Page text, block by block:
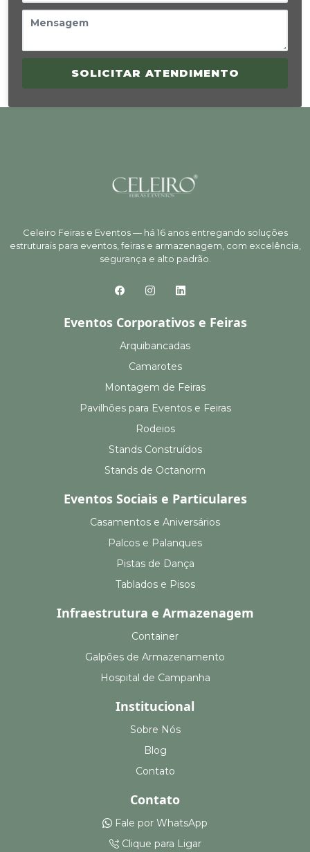
SOLICITAR ATENDIMENTO
Celeiro Feiras e Eventos — há 16 anos entregando soluções
estruturais para eventos, feiras e armazenagem, com excelência,
segurança e alto padrão.
Eventos Corporativos e Feiras
Arquibancadas
Camarotes
Montagem de Feiras
Pavilhões para Eventos e Feiras
Rodeios
Stands Construídos
Stands de Octanorm
Eventos Sociais e Particulares
Casamentos e Aniversários
Palcos e Palanques
Pistas de Dança
Tablados e Pisos
Infraestrutura e Armazenagem
Container
Galpões de Armazenamento
Hospital de Campanha
Institucional
Sobre Nós
Blog
Contato
Contato
Fale por WhatsApp
Clique para Ligar